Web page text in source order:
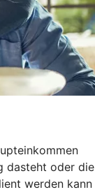
dasteht oder die
werden kann